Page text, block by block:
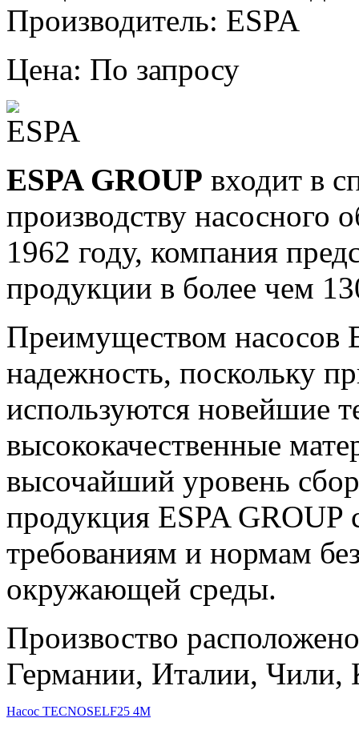
Производитель: ESPA
Цена: По запросу
ESPA GROUP входит в
производству насосного
1962 году, компания
продукции в более чем
Преимуществом насосов
надежность, поскольку п
используются новейшие
высококачественные
высочайший уровень
продукция ESPA GROUP
требованиям и нормам
окружающей среды.
Произвоство
Германии, Италии, Чили,
Насос TECNOSELF25 4M